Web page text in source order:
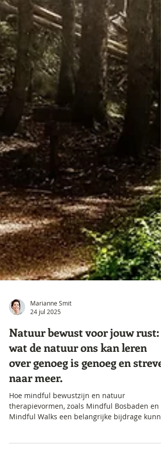
Marianne Smit
24 jul 2025
Natuur bewust voor jouw rust:
wat de natuur ons kan leren
over genoeg is genoeg en
naar meer.
Hoe mindful bewustzijn en natuur
Mindful Walks een belangrijke bijdrage